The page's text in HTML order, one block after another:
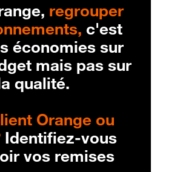
regrouper
c'est
économies sur
mais pas sur
qualité.
Orange ou
Identifiez-vous
vos remises